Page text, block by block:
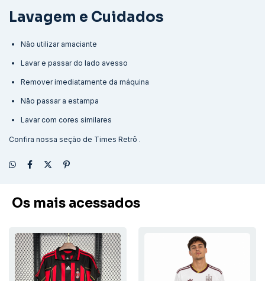
Lavagem e Cuidados
Não utilizar amaciante
Lavar e passar do lado avesso
Remover imediatamente da máquina
Não passar a estampa
Lavar com cores similares
Confira nossa seção de Times Retrô .
Os mais acessados